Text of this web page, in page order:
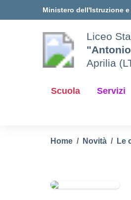
Ministero dell'Istruzione e
Liceo
Aprilia
Scuola Servizi
Home Novità Le